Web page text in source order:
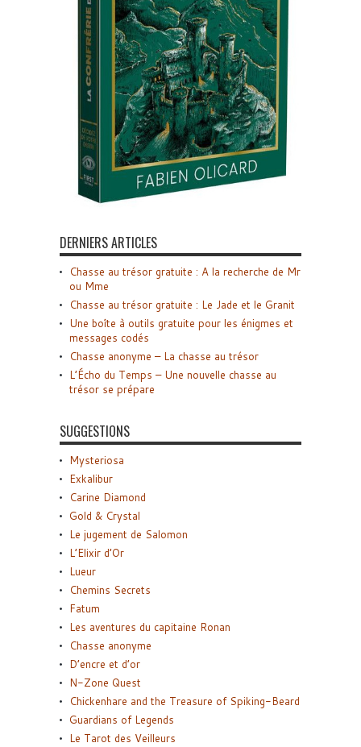
DERNIERS ARTICLES
Chasse au trésor gratuite : A la recherche de Mr
ou Mme
Chasse au trésor gratuite : Le Jade et le Granit
Une boîte à outils gratuite pour les énigmes et
messages codés
Chasse anonyme – La chasse au trésor
L’Écho du Temps – Une nouvelle chasse au
trésor se prépare
SUGGESTIONS
Mysteriosa
Exkalibur
Carine Diamond
Gold & Crystal
Le jugement de Salomon
L’Elixir d’Or
Lueur
Chemins Secrets
Fatum
Les aventures du capitaine Ronan
Chasse anonyme
D’encre et d’or
N-Zone Quest
Chickenhare and the Treasure of Spiking-Beard
Guardians of Legends
Le Tarot des Veilleurs